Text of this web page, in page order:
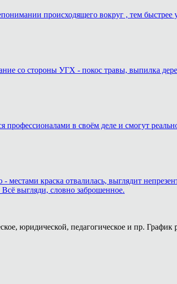
происходящего вокруг , тем
со стороны УГХ - покос травы, выпилка
в своём деле и смогут
краска отвалилась, выглядит
выгляди, словно заброшенное.
юридической, педагогическое и пр.